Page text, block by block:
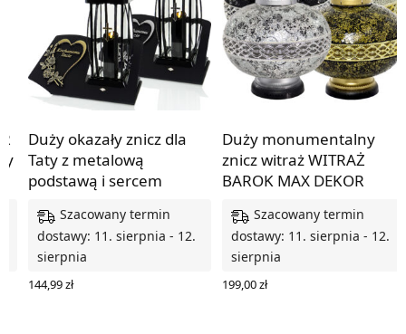
Duży okazały znicz dla
Taty z metalową
podstawą i sercem
Szacowany termin
dostawy: 11. sierpnia - 12.
sierpnia
144,99zł
Duży monumentalny
znicz witraż WITRAŻ
BAROK MAX DEKOR
Szacowany termin
dostawy: 11. sierpnia - 12.
sierpnia
199,00zł